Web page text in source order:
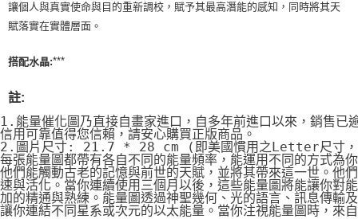
讓個人與真實使命與目的重新調校，賦予其最高潛能的感知，同時將其天
賦落實在實體層面。
搭配水晶:***
註:
1.能量催化圖乃直接自畫家進口，自多年前進口以來，銷售已
信用可靠值得您信賴，請安心購買正版商品。
2.圖片尺寸: 21.7 * 28 cm (即美國慣用之Letter尺寸，
每張能量圖都帶有各自不同的能量頻率，能運用不同的方式為
他們能觸動古老的記憶與前世的天賦，並將其帶來這一世。他
速與活化。當你連續使用三個月以後，這些能量圖將能讓你對
加的精通與熟練。能量圖透過神聖幾何、光的語言、訊息傳輸
讓你連結不同星系或次元的以太能量。當你注視能量圖時，來